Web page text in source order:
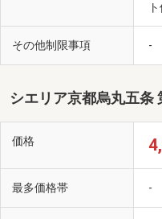
その他制限事項 -
シエリア京都烏丸五条
価格
最多価格帯 -